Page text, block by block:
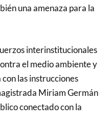
una amenaza para la
interinstitucionales
el medio ambiente y
con las instrucciones
Miriam Germán
conectado con la